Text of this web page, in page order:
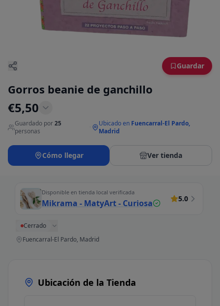
Guardar
Gorros beanie de ganchillo
€5,50
Guardado por25
personas
Ubicado en Fuencarral-El Pardo,
Madrid
Cómo llegar Ver tienda
Disponible en tienda local verificada
Mikrama - MatyArt - Curiosa 5.0
Cerrado
Fuencarral-El Pardo, Madrid
Ubicación de la Tienda